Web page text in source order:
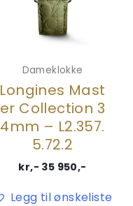
Dameklokke
Longines Mast
er Collection 3
4mm – L2.357.
5.72.2
kr,- 35 950,-
Legg til ønskeliste